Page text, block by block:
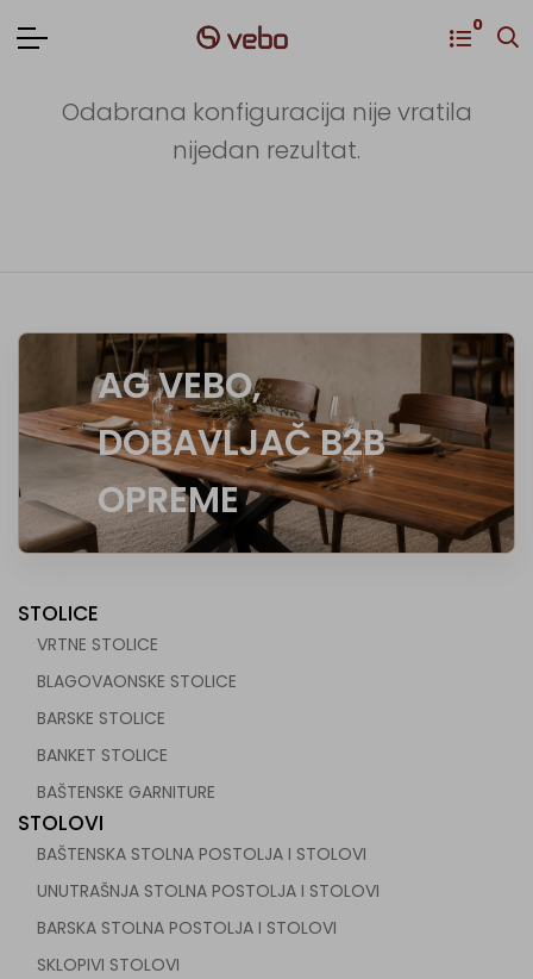
0
ugostiteljstvo
Odabrana konfiguracija nije vratila
nijedan rezultat.
AG VEBO,
DOBAVLJAČ B2B
OPREME
STOLICE
VRTNE STOLICE
BLAGOVAONSKE STOLICE
BARSKE STOLICE
BANKET STOLICE
BAŠTENSKE GARNITURE
STOLOVI
BAŠTENSKA STOLNA POSTOLJA I STOLOVI
UNUTRAŠNJA STOLNA POSTOLJA I STOLOVI
BARSKA STOLNA POSTOLJA I STOLOVI
SKLOPIVI STOLOVI